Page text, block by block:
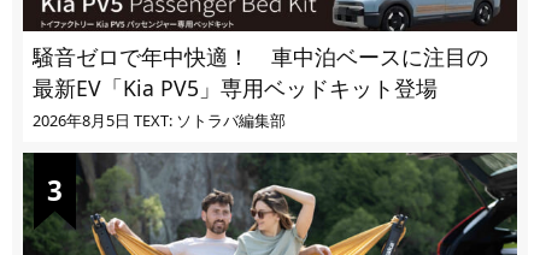
騒音ゼロで年中快適！ 車中泊ベースに注目の
最新EV「Kia PV5」専用ベッドキット登場
2026年8月5日 TEXT: ソトラバ編集部